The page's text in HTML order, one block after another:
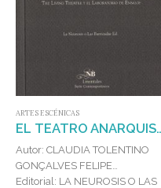
ARTES ESCÉNICAS
EL TEATRO
Autor: CLAUDIA TOLENTINO
GONÇALVES FELIPE
Editorial: LA NEUROSIS O LAS